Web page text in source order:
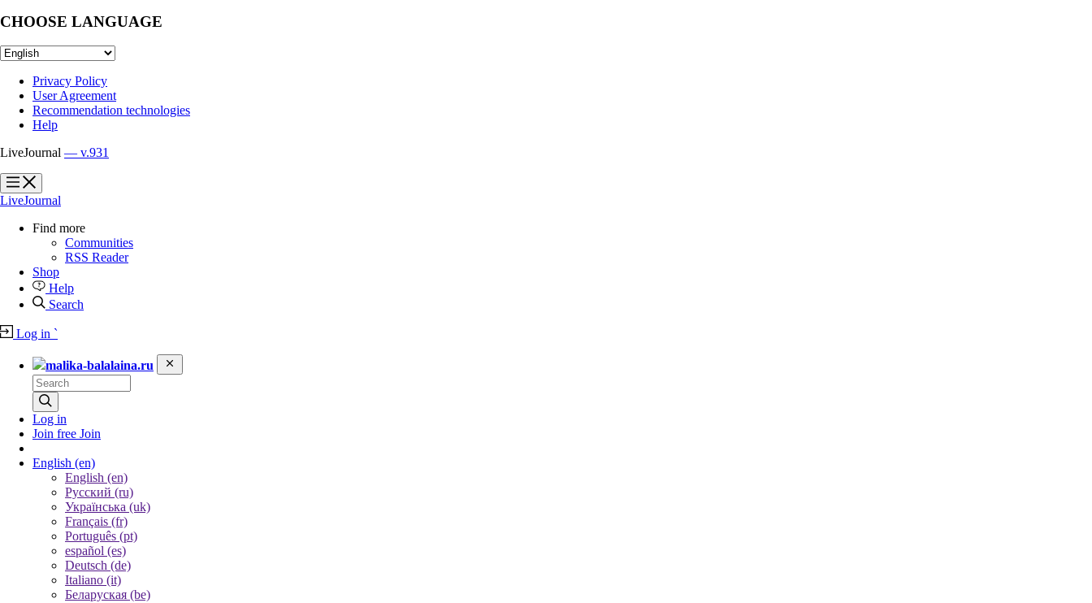
CHOOSE LANGUAGE
Privacy Policy
User Agreement
Recommendation technologies
Help
LiveJournal — v.931
?
?
LiveJournal
Find more
Communities
RSS Reader
Shop
Help
Search
Log in `
malika-balalaina.ru
Log in
Join free Join
English (en)
English (en)
Русский (ru)
Українська (uk)
Français (fr)
Português (pt)
español (es)
Deutsch (de)
Italiano (it)
Беларуская (be)